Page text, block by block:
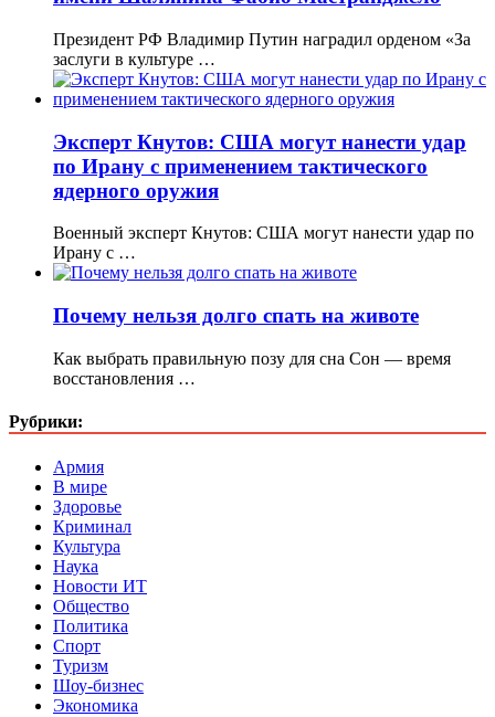
Президент РФ Владимир Путин наградил орденом «За
заслуги в культуре …
Эксперт Кнутов: США могут нанести удар
по Ирану с применением тактического
ядерного оружия
Военный эксперт Кнутов: США могут нанести удар по
Ирану с …
Почему нельзя долго спать на животе
Как выбрать правильную позу для сна Сон — время
восстановления …
Рубрики:
Армия
В мире
Здоровье
Криминал
Культура
Наука
Новости ИТ
Общество
Политика
Спорт
Туризм
Шоу-бизнес
Экономика